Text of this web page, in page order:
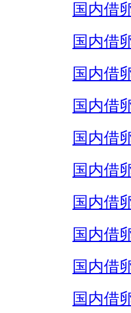
国内借
国内借
国内借
国内借
国内借
国内借
国内借
国内借
国内借
国内借